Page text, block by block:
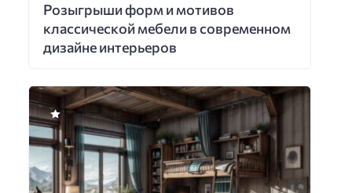
Розыгрыши форм и мотивов
классической мебели в современном
дизайне интерьеров